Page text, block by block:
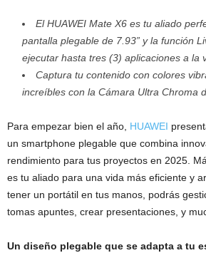
El HUAWEI Mate X6 es tu aliado
pantalla plegable de 7.93” y la función
ejecutar hasta tres (3) aplicaciones a la
Captura tu contenido con colores
increíbles con la Cámara Ultra Chroma
Para empezar bien el año, HUAWEI
un smartphone plegable que combina
rendimiento para tus proyectos en 2025.
es tu aliado para una vida más eficiente y
tener un portátil en tus manos, podrás
tomas apuntes, crear presentaciones, y
Un diseño plegable que se adapta a tu